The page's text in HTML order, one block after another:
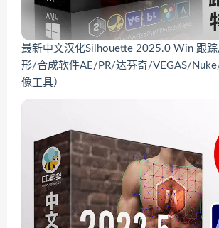
最新中文汉化Silhouette 2025.0 Win 跟
形/合成软件AE/PR/达芬奇/VEGAS/
像工具）